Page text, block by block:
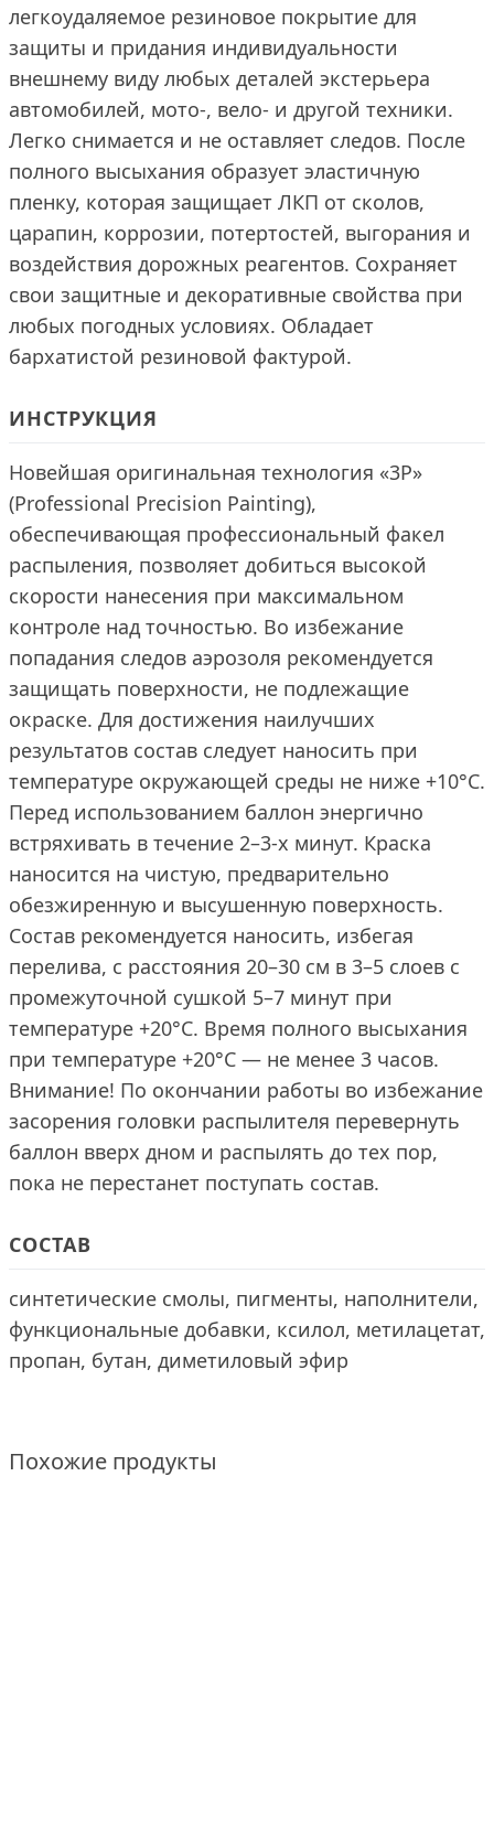
легкоудаляемое резиновое покрытие для
защиты и придания индивидуальности
внешнему виду любых деталей экстерьера
автомобилей, мото-, вело- и другой техники.
Легко снимается и не оставляет следов. После
полного высыхания образует эластичную
пленку, которая защищает ЛКП от сколов,
царапин, коррозии, потертостей, выгорания и
воздействия дорожных реагентов. Сохраняет
свои защитные и декоративные свойства при
любых погодных условиях. Обладает
бархатистой резиновой фактурой.
ИНСТРУКЦИЯ
Новейшая оригинальная технология «3P»
(Professional Precision Painting),
обеспечивающая профессиональный факел
распыления, позволяет добиться высокой
скорости нанесения при максимальном
контроле над точностью. Во избежание
попадания следов аэрозоля рекомендуется
защищать поверхности, не подлежащие
окраске. Для достижения наилучших
результатов состав следует наносить при
температуре окружающей среды не ниже +10°С.
Перед использованием баллон энергично
встряхивать в течение 2–3-х минут. Краска
наносится на чистую, предварительно
обезжиренную и высушенную поверхность.
Состав рекомендуется наносить, избегая
перелива, с расстояния 20–30 см в 3–5 слоев с
промежуточной сушкой 5–7 минут при
температуре +20°С. Время полного высыхания
при температуре +20°С — не менее 3 часов.
Внимание! По окончании работы во избежание
засорения головки распылителя перевернуть
баллон вверх дном и распылять до тех пор,
пока не перестанет поступать состав.
СОСТАВ
синтетические смолы, пигменты, наполнители,
функциональные добавки, ксилол, метилацетат,
пропан, бутан, диметиловый эфир
Похожие продукты